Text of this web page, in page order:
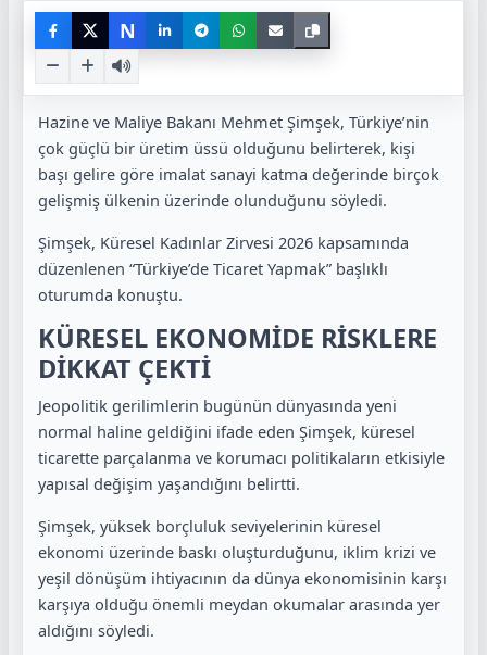
N
Hazine ve Maliye Bakanı Mehmet Şimşek, Türkiye’nin
çok güçlü bir üretim üssü olduğunu belirterek, kişi
başı gelire göre imalat sanayi katma değerinde birçok
gelişmiş ülkenin üzerinde olunduğunu söyledi.
Şimşek, Küresel Kadınlar Zirvesi 2026 kapsamında
düzenlenen “Türkiye’de Ticaret Yapmak” başlıklı
oturumda konuştu.
KÜRESEL EKONOMİDE RİSKLERE
DİKKAT ÇEKTİ
Jeopolitik gerilimlerin bugünün dünyasında yeni
normal haline geldiğini ifade eden Şimşek, küresel
ticarette parçalanma ve korumacı politikaların etkisiyle
yapısal değişim yaşandığını belirtti.
Şimşek, yüksek borçluluk seviyelerinin küresel
ekonomi üzerinde baskı oluşturduğunu, iklim krizi ve
yeşil dönüşüm ihtiyacının da dünya ekonomisinin karşı
karşıya olduğu önemli meydan okumalar arasında yer
aldığını söyledi.